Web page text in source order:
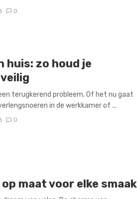
0
huis: zo houd je
terugkerend probleem. Of het nu gaat
in de werkkamer of ...
0
maat voor elke smaak